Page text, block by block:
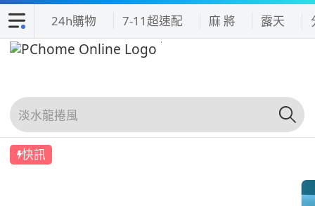
24h購物 7-11超速配 麻 將 露天
快訊